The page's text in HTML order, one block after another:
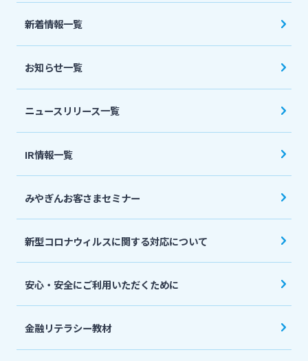
法人・個人事業主のお客さま
宮崎銀行について
ニュースリリース一覧
採用情報
お問い合わせ先一覧
新着情報一覧
お知らせ一覧
ニュースリリース一覧
IR情報一覧
みやぎんお客さまセミナー
新型コロナウィルスに関する対応について
安心・安全にご利用いただくために
金融リテラシー教材